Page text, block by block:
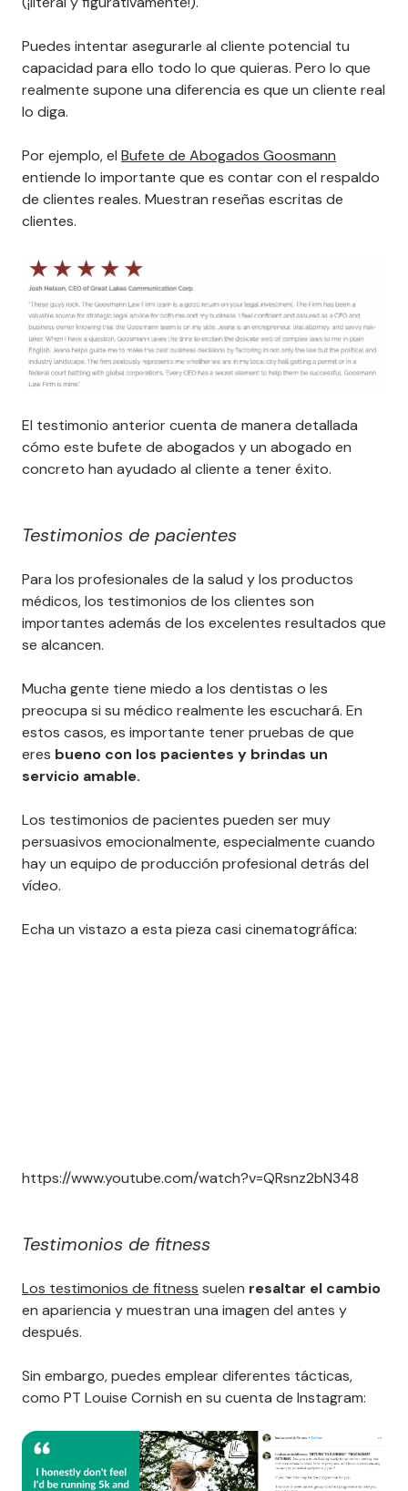
Puedes intentar asegurarle al cliente potencial tu
capacidad para ello todo lo que quieras. Pero lo que
realmente supone una diferencia es que un cliente real
lo diga.
Por ejemplo, el Bufete de Abogados Goosmann
entiende lo importante que es contar con el respaldo
de clientes reales. Muestran reseñas escritas de
clientes.
El testimonio anterior cuenta de manera detallada
cómo este bufete de abogados y un abogado en
concreto han ayudado al cliente a tener éxito.
Testimonios de pacientes
Para los profesionales de la salud y los productos
médicos, los testimonios de los clientes son
importantes además de los excelentes resultados que
se alcancen.
Mucha gente tiene miedo a los dentistas o les
preocupa si su médico realmente les escuchará. En
estos casos, es importante tener pruebas de que
eres bueno con los pacientes y brindas un
servicio amable.
Los testimonios de pacientes pueden ser muy
persuasivos emocionalmente, especialmente cuando
hay un equipo de producción profesional detrás del
vídeo.
Echa un vistazo a esta pieza casi cinematográfica:
https://www.youtube.com/watch?v=QRsnz2bN348
Testimonios de fitness
Los testimonios de fitness suelen resaltar el cambio
en apariencia y muestran una imagen del antes y
después.
Sin embargo, puedes emplear diferentes tácticas,
como PT Louise Cornish en su cuenta de Instagram: